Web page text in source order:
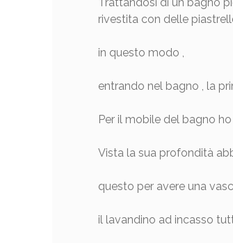
rivestita con delle
in questo modo ,
entrando nel bagno , la
Per il mobile del bagno
Vista la sua profondità
questo per avere una
il lavandino ad incasso